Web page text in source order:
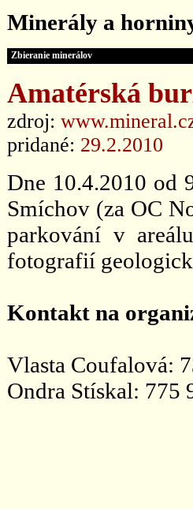
Minerály a
Zbieranie minerálov
Amatérská
zdroj:
pridané: 29.2.2010
Dne 10.4.2010 od
Smíchov (za OC
parkování v
fotografií
Kontakt na
Vlasta Coufalová:
Ondra Stískal: 775